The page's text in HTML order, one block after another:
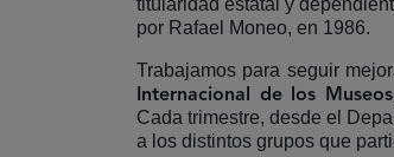
por Rafael Moneo, en 1986.
Trabajamos para seguir
Internacional de los
Cada trimestre, desde el
a los distintos grupos que